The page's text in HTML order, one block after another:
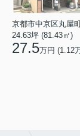
京都市中京区丸屋
24.63坪 (81.43㎡)
27.5万円 (1.12万円/